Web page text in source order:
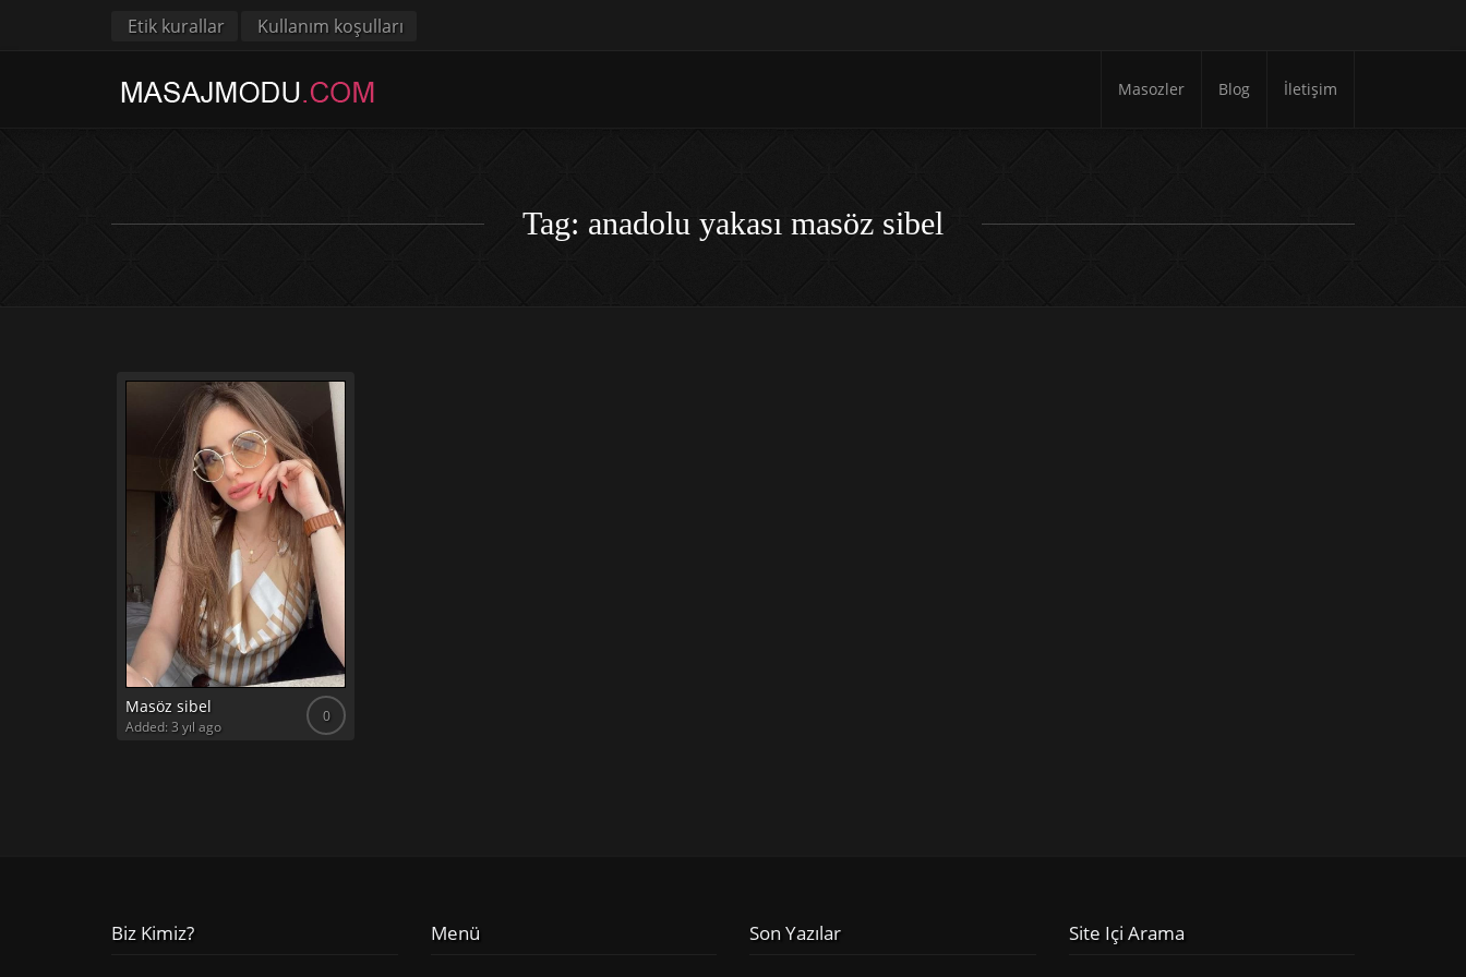
Etik kurallar Kullanım koşulları
Masozler Blog İletişim
Tag: anadolu yakası masöz sibel
Masöz sibel 0
Added: 3 yıl ago
Biz Kimiz? Menü Son Yazılar Site Içi Arama